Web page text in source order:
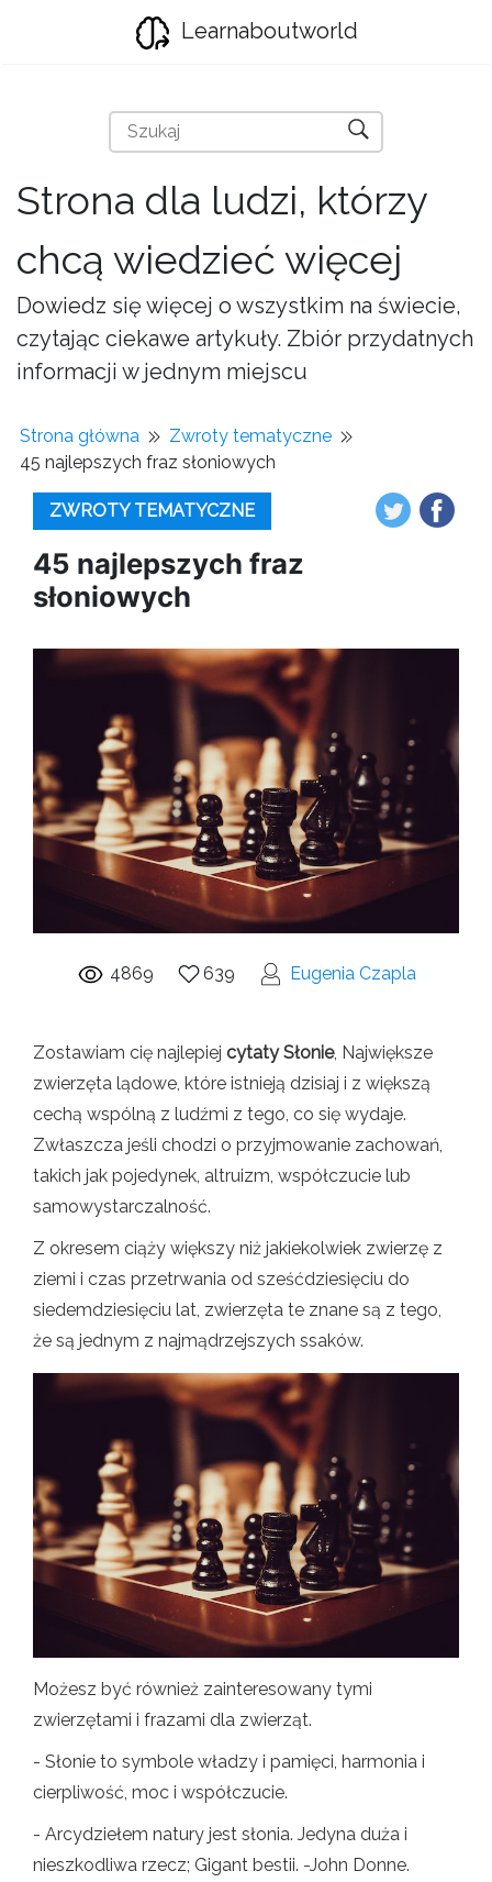
Learnaboutworld
Strona dla ludzi, którzy
chcą wiedzieć więcej
Dowiedz się więcej o wszystkim na świecie,
czytając ciekawe artykuły. Zbiór przydatnych
informacji w jednym miejscu
Strona główna
Zwroty tematyczne
45 najlepszych fraz słoniowych
ZWROTY TEMATYCZNE
45 najlepszych fraz
słoniowych
4869 639 Eugenia Czapla
Zostawiam cię najlepiej cytaty Słonie, Największe
zwierzęta lądowe, które istnieją dzisiaj i z większą
cechą wspólną z ludźmi z tego, co się wydaje.
Zwłaszcza jeśli chodzi o przyjmowanie zachowań,
takich jak pojedynek, altruizm, współczucie lub
samowystarczalność.
Z okresem ciąży większy niż jakiekolwiek zwierzę z
ziemi i czas przetrwania od sześćdziesięciu do
siedemdziesięciu lat, zwierzęta te znane są z tego,
że są jednym z najmądrzejszych ssaków.
Możesz być również zainteresowany tymi
zwierzętami i frazami dla zwierząt.
- Słonie to symbole władzy i pamięci, harmonia i
cierpliwość, moc i współczucie.
- Arcydziełem natury jest słonia. Jedyna duża i
nieszkodliwa rzecz; Gigant bestii. -John Donne.